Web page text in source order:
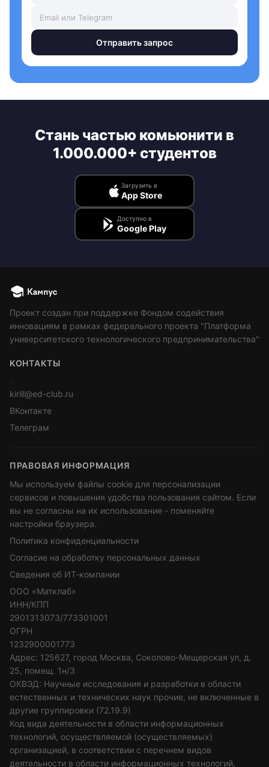
Отправить запрос
Стань частью комьюнити в
1.000.000+ студентов
Загрузить в
App Store
Доступно в
Google Play
Проект создан при поддержке Фондом содействия
инновациям в рамках федерального проекта "Платформа
университетского технологического предпринимательства"
КОНТАКТЫ
>
kirill@ed-club.ru
ВКонтакте
Телеграм
ПРАВОВАЯ ИНФОРМАЦИЯ
Мы используем файлы cookie для персонализации
сервисов и повышения удобства пользования сайтом. Если
вы не согласны на их использование - поменяйте
настройки браузера.
Политика конфиденциальности
Согласие на обработку персональных данных
Сведения об ИТ-компании
ООО «Матклаб»
ИНН/КПП
2901313073/773301001
ОГРН
1232900001773
Адрес: 125627, город Москва, Соколово-Мещерская ул, д.
25, помещ. 1н/3
ОКВЭД: Научные исследования и разработки в области
естественных и технических наук прочие, не включенные в
другие группировки (72.19.9)
Код вида деятельности в области информационных
технологий, осуществляемой (осуществляемых)
организацией, в соответствии с перечнем видов
деятельности в области информационных технологий,